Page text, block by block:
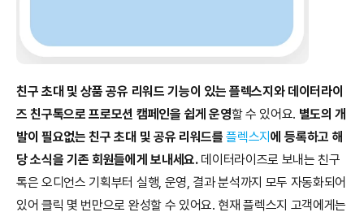
친구 초대 및 상품 공유 리워드 기능이 있는 플렉스지와 데이터라이
즈 친구톡으로 프로모션 캠페인을 쉽게 운영할 수 있어요. 별도의 개
발이 필요없는 친구 초대 및 공유 리워드를 플렉스지에 등록하고 해
당 소식을 기존 회원들에게 보내세요. 데이터라이즈로 보내는 친구
톡은 오디언스 기획부터 실행, 운영, 결과 분석까지 모두 자동화되어
있어 클릭 몇 번만으로 완성할 수 있어요. 현재 플렉스지 고객에게는